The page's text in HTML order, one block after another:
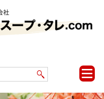
toggle